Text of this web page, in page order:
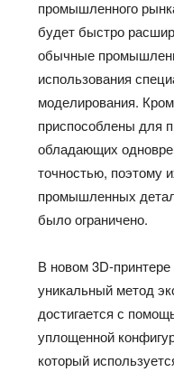
промышленного
будет быстро
обычные
использования
моделирования.
приспособлены для
обладающих
точностью, поэтому
промышленных
было ограничено.
В новом 3D-
уникальный метод
достигается с
уплощенной
который